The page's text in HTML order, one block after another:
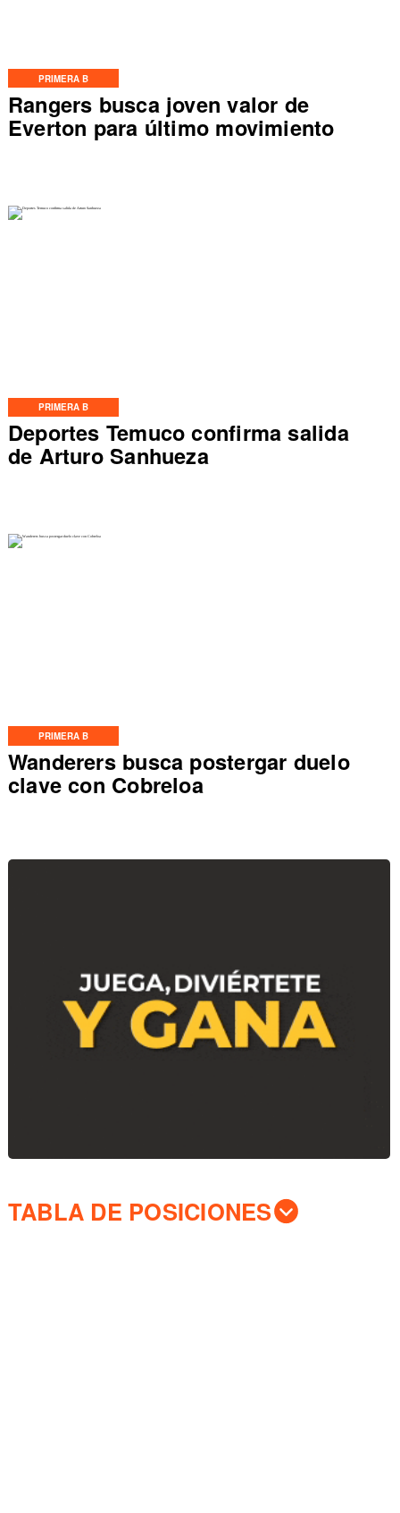
PRIMERA B
Rangers busca joven valor de
Everton para último movimiento
PRIMERA B
Deportes Temuco confirma salida
de Arturo Sanhueza
PRIMERA B
Wanderers busca postergar duelo
clave con Cobreloa
TABLA DE POSICIONES